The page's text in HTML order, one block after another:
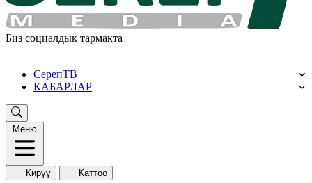
Биз социалдык тармакта
СерепТВ
КАБАРЛАР
Меню
Кирүү Каттоо